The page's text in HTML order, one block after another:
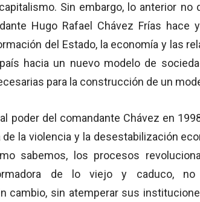
Sin embargo, lo anterior no
Hugo Rafael Chávez Frías hace
del Estado, la economía y las
hacia un nuevo modelo de
para la construcción de un
poder del comandante Chávez en
la violencia y la desestabilización
sabemos, los procesos
de lo viejo y caduco, no
cambio, sin atemperar sus